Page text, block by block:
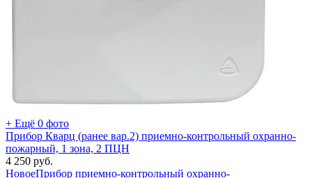
+ Ещё 0 фото
Прибор Кварц (ранее вар.2) приемно-контрольный охранно-
пожарный, 1 зона, 2 ПЦН
4 250 руб.
НовоеПрибор приемно-контрольный охранно-